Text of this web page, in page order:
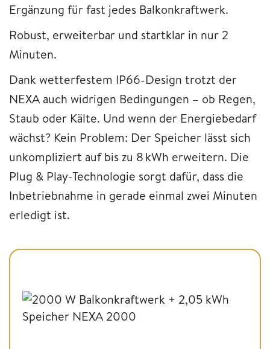
Ergänzung für fast jedes Balkonkraftwerk.
Robust, erweiterbar und startklar in nur 2
Minuten.
Dank wetterfestem IP66-Design trotzt der
NEXA auch widrigen Bedingungen – ob Regen,
Staub oder Kälte. Und wenn der Energiebedarf
wächst? Kein Problem: Der Speicher lässt sich
unkompliziert auf bis zu 8 kWh erweitern. Die
Plug & Play-Technologie sorgt dafür, dass die
Inbetriebnahme in gerade einmal zwei Minuten
erledigt ist.